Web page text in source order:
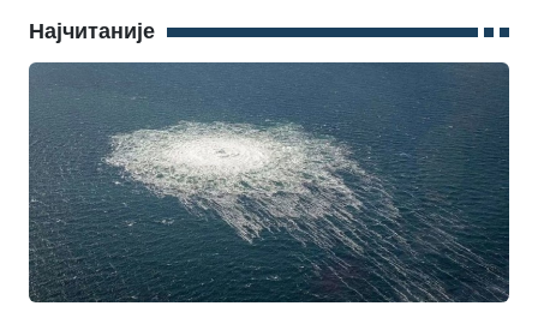
Најчитаније